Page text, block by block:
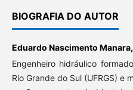
BIOGRAFIA DO AUTOR
Eduardo Nascimento Manara,
Engenheiro hidráulico
Rio Grande do Sul (UFRGS) e